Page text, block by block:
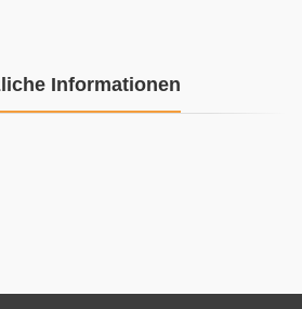
Informationen